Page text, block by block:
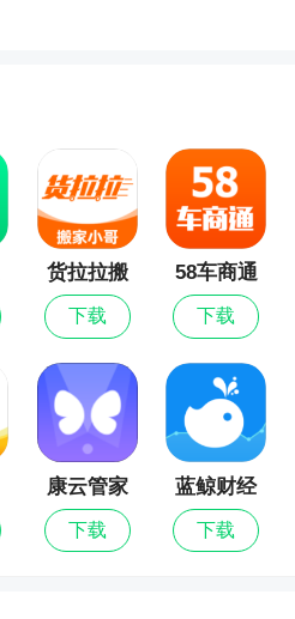
货拉拉搬
家小哥
下载
58车商通
下载
康云管家
下载
蓝鲸财经
下载